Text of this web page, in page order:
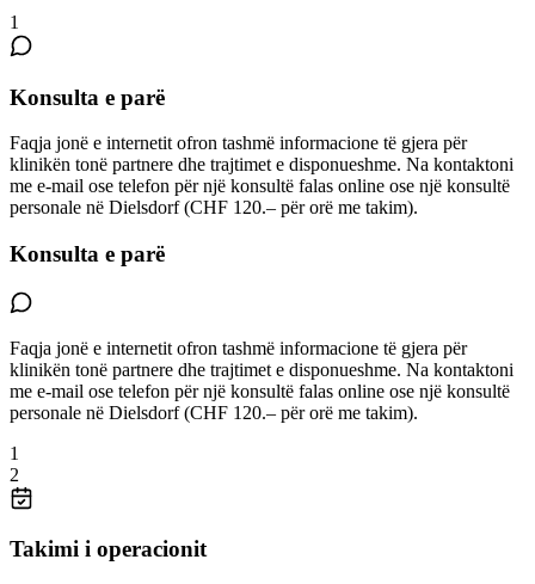
1
Konsulta e parë
Faqja jonë e internetit ofron tashmë informacione të gjera për
klinikën tonë partnere dhe trajtimet e disponueshme. Na kontaktoni
me e-mail ose telefon për një konsultë falas online ose një konsultë
personale në Dielsdorf (CHF 120.– për orë me takim).
Konsulta e parë
Faqja jonë e internetit ofron tashmë informacione të gjera për
klinikën tonë partnere dhe trajtimet e disponueshme. Na kontaktoni
me e-mail ose telefon për një konsultë falas online ose një konsultë
personale në Dielsdorf (CHF 120.– për orë me takim).
1
2
Takimi i operacionit